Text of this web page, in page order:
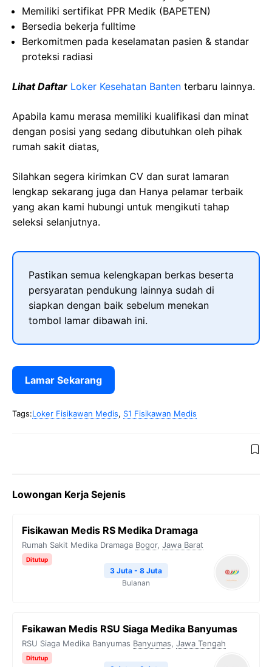
Memiliki sertifikat PPR Medik (BAPETEN)
Bersedia bekerja fulltime
Berkomitmen pada keselamatan pasien & standar
proteksi radiasi
Lihat Daftar Loker Kesehatan Banten terbaru lainnya.
Apabila kamu merasa memiliki kualifikasi dan minat
dengan posisi yang sedang dibutuhkan oleh pihak
rumah sakit diatas,
Silahkan segera kirimkan CV dan surat lamaran
lengkap sekarang juga dan Hanya pelamar terbaik
yang akan kami hubungi untuk mengikuti tahap
seleksi selanjutnya.
Pastikan semua kelengkapan berkas beserta
persyaratan pendukung lainnya sudah di
siapkan dengan baik sebelum menekan
tombol lamar dibawah ini.
Lamar Sekarang
Tags:Loker Fisikawan Medis, S1 Fisikawan Medis
Lowongan Kerja Sejenis
Fisikawan Medis RS Medika Dramaga
Rumah Sakit Medika Dramaga Bogor, Jawa Barat
Ditutup
3 Juta - 8 Juta
Bulanan
Fsikawan Medis RSU Siaga Medika Banyumas
RSU Siaga Medika Banyumas Banyumas, Jawa Tengah
Ditutup